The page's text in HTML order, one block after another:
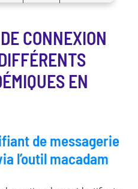
CONNEXION
EN
de messagerie
l’outil macadam